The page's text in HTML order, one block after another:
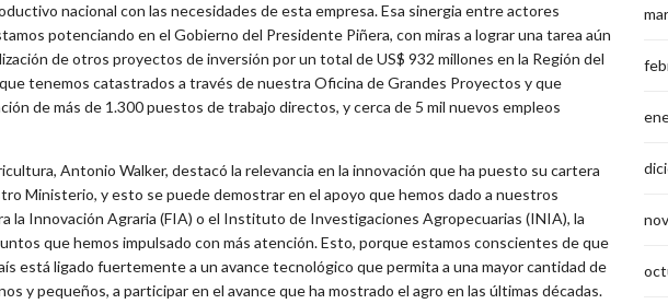
nacional con las necesidades de esta empresa. Esa sinergia entre actores
potenciando en el Gobierno del Presidente Piñera, con miras a lograr una tarea aún
de otros proyectos de inversión por un total de US$ 932 millones en la Región del
tenemos catastrados a través de nuestra Oficina de Grandes Proyectos y que
de más de 1.300 puestos de trabajo directos, y cerca de 5 mil nuevos empleos
Antonio Walker, destacó la relevancia en la innovación que ha puesto su cartera
Ministerio, y esto se puede demostrar en el apoyo que hemos dado a nuestros
la Innovación Agraria (FIA) o el Instituto de Investigaciones Agropecuarias (INIA), la
que hemos impulsado con más atención. Esto, porque estamos conscientes de que
está ligado fuertemente a un avance tecnológico que permita a una mayor cantidad de
y pequeños, a participar en el avance que ha mostrado el agro en las últimas décadas.